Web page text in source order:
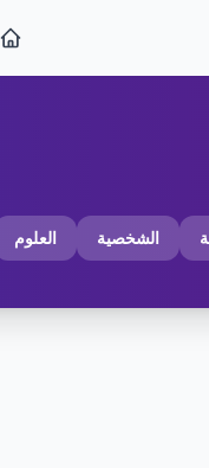
الشخصية العلوم